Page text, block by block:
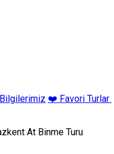
❤️ Favori Turlar
At Binme Turu